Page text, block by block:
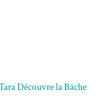
Découvre la Bâche